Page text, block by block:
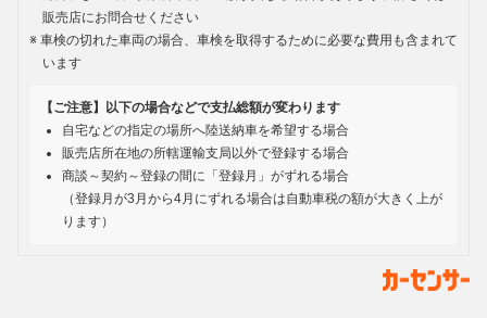
販売店にお問合せください
車検の切れた車両の場合、車検を取得するために必要な費用も含まれて
います
【ご注意】以下の場合などで支払総額が変わります
自宅などの指定の場所へ陸送納車を希望する場合
販売店所在地の所轄運輸支局以外で登録する場合
商談～契約～登録の間に「登録月」がずれる場合
（登録月が3月から4月にずれる場合は自動車税の額が大きく上が
ります）